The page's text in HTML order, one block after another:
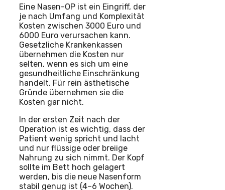
Eine Nasen-OP ist ein Eingriff, der
je nach Umfang und Komplexität
Kosten zwischen 3000 Euro und
6000 Euro verursachen kann.
Gesetzliche Krankenkassen
übernehmen die Kosten nur
selten, wenn es sich um eine
gesundheitliche Einschränkung
handelt. Für rein ästhetische
Gründe übernehmen sie die
Kosten gar nicht.
In der ersten Zeit nach der
Operation ist es wichtig, dass der
Patient wenig spricht und lacht
und nur flüssige oder breiige
Nahrung zu sich nimmt. Der Kopf
sollte im Bett hoch gelagert
werden, bis die neue Nasenform
stabil genug ist (4–6 Wochen).